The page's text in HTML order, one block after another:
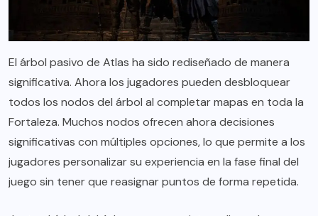
El árbol pasivo de Atlas ha sido rediseñado de manera
significativa. Ahora los jugadores pueden desbloquear
todos los nodos del árbol al completar mapas en toda la
Fortaleza. Muchos nodos ofrecen ahora decisiones
significativas con múltiples opciones, lo que permite a los
jugadores personalizar su experiencia en la fase final del
juego sin tener que reasignar puntos de forma repetida.